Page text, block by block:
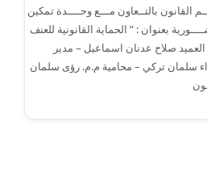
القانون بالتــعاون مـــع وحــــدة تمكين
بعنوان : ” الحماية القانونية للعنف
صلاح عدنان اسماعيل – مدير
سلمان تركي – محامية م.م. رؤى سلمان